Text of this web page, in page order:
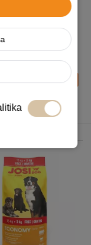
várható szállítás 1-3
+ KOSÁRBA